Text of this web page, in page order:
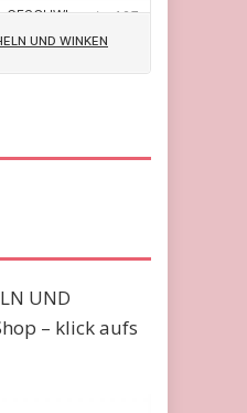
UND
– klick aufs